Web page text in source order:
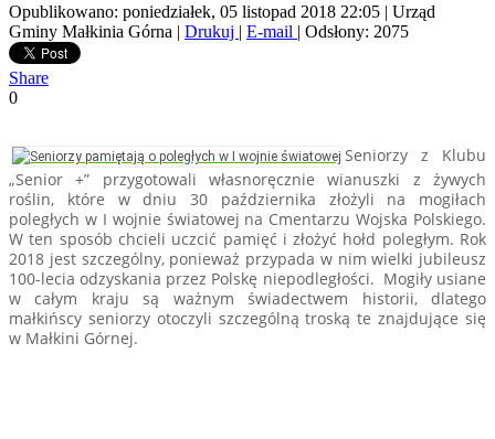
Opublikowano: poniedziałek, 05 listopad 2018 22:05 | Urząd
Gminy Małkinia Górna | Drukuj | E-mail | Odsłony: 2075
Share
0
Seniorzy z Klubu
„Senior +” przygotowali własnoręcznie wianuszki z żywych
roślin, które w dniu 30 października złożyli na mogiłach
poległych w I wojnie światowej na Cmentarzu Wojska Polskiego.
W ten sposób chcieli uczcić pamięć i złożyć hołd poległym. Rok
2018 jest szczególny, ponieważ przypada w nim wielki jubileusz
100-lecia odzyskania przez Polskę niepodległości. Mogiły usiane
w całym kraju są ważnym świadectwem historii, dlatego
małkińscy seniorzy otoczyli szczególną troską te znajdujące się
w Małkini Górnej.